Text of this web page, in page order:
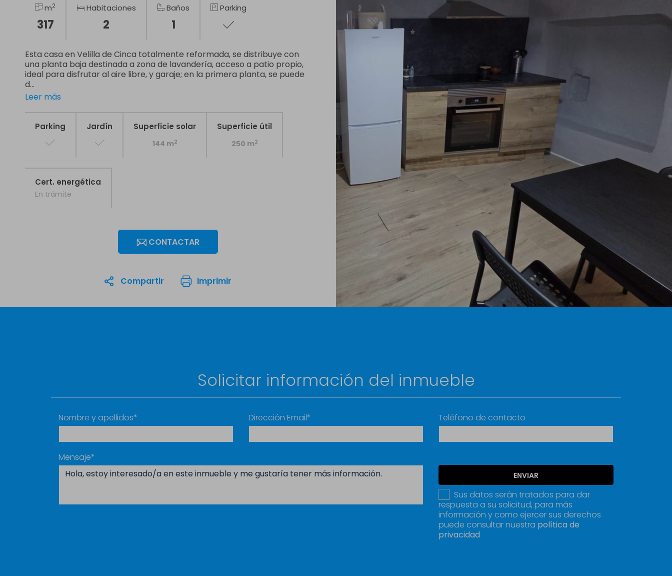
m2
317
Habitaciones
2
Baños
1
Parking
Esta casa en Velilla de Cinca totalmente reformada, se distribuye con
una planta baja destinada a zona de lavandería, acceso a patio propio,
ideal para disfrutar al aire libre, y garaje; en la primera planta, se puede
d...
Leer más
Parking Jardín Superficie solar
144 m2
Superficie útil
250 m2
Cert. energética
En trámite
CONTACTAR
Compartir Imprimir
Solicitar información del inmueble
Nombre y apellidos* Dirección Email* Teléfono de contacto
Mensaje*
ENVIAR
Sus datos serán tratados para dar
respuesta a su solicitud, para más
información y como ejercer sus derechos
puede consultar nuestra política de
privacidad